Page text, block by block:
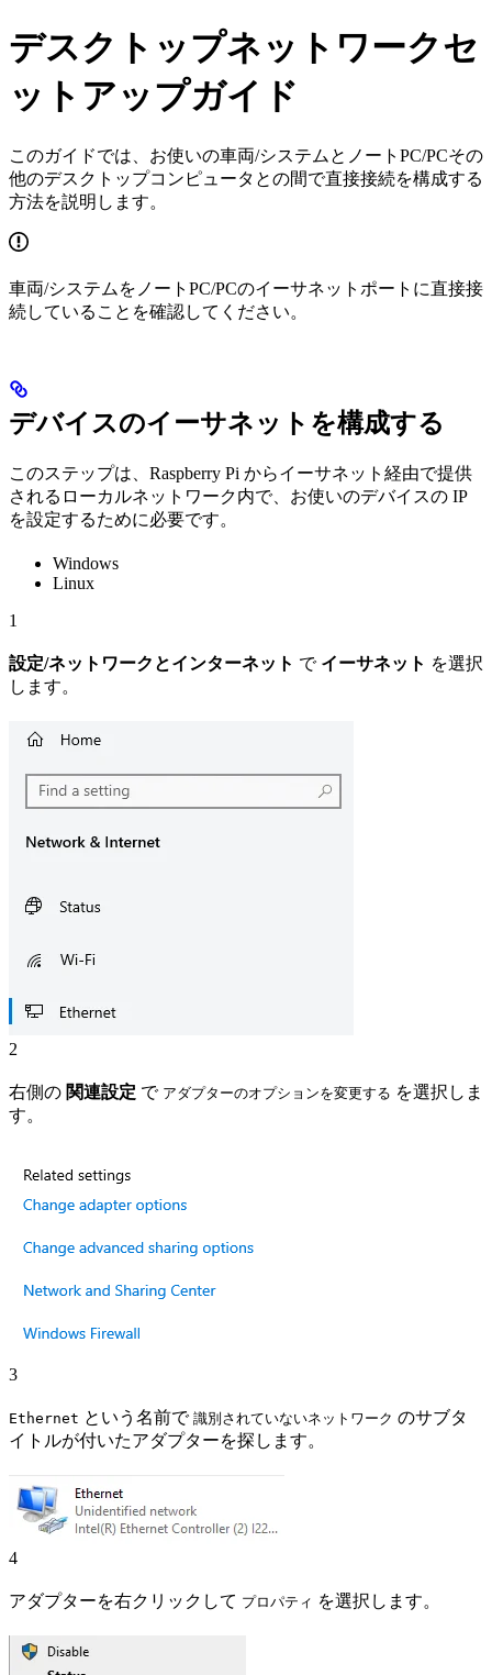
デスクトップネットワークセ
ットアップガイド
このガイドでは、お使いの車両/システムとノートPC/PCその
他のデスクトップコンピュータとの間で直接接続を構成する
方法を説明します。
車両/システムをノートPC/PCのイーサネットポートに直接接
続していることを確認してください。
デバイスのイーサネットを構成する
このステップは、Raspberry Pi からイーサネット経由で提供
されるローカルネットワーク内で、お使いのデバイスの IP
を設定するために必要です。
Windows
Linux
1
設定/ネットワークとインターネット で イーサネット を選択
します。
2
右側の 関連設定 で アダプターのオプションを変更する を選択しま
す。
3
Ethernet という名前で 識別されていないネットワーク のサブタ
イトルが付いたアダプターを探します。
4
アダプターを右クリックして プロパティ を選択します。